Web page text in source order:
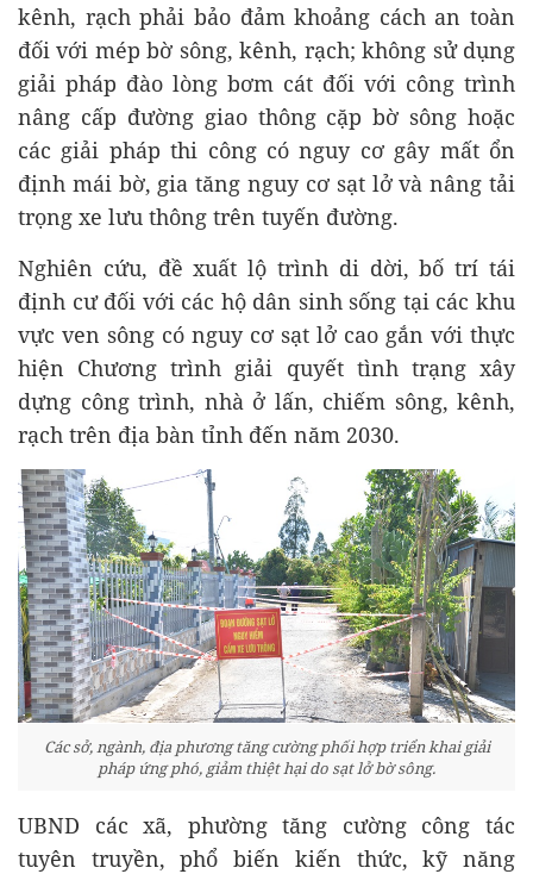
kênh, rạch phải bảo đảm khoảng cách an toàn
đối với mép bờ sông, kênh, rạch; không sử dụng
giải pháp đào lòng bơm cát đối với công trình
nâng cấp đường giao thông cặp bờ sông hoặc
các giải pháp thi công có nguy cơ gây mất ổn
định mái bờ, gia tăng nguy cơ sạt lở và nâng tải
trọng xe lưu thông trên tuyến đường.
Nghiên cứu, đề xuất lộ trình di dời, bố trí tái
định cư đối với các hộ dân sinh sống tại các khu
vực ven sông có nguy cơ sạt lở cao gắn với thực
hiện Chương trình giải quyết tình trạng xây
dựng công trình, nhà ở lấn, chiếm sông, kênh,
rạch trên địa bàn tỉnh đến năm 2030.
Các sở, ngành, địa phương tăng cường phối hợp triển khai giải
pháp ứng phó, giảm thiệt hại do sạt lở bờ sông.
UBND các xã, phường tăng cường công tác
tuyên truyền, phổ biến kiến thức, kỹ năng